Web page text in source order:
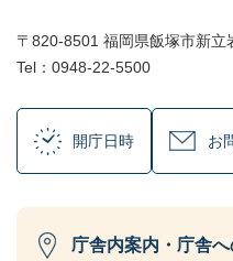
〒820-8501 福岡県飯塚市新立
Tel：0948-22-5500
開庁日時 お
庁舎内案内・庁舎